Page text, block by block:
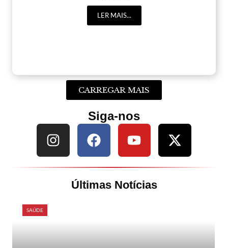
LER MAIS...
CARREGAR MAIS
Siga-nos
Últimas Notícias
SAÚDE